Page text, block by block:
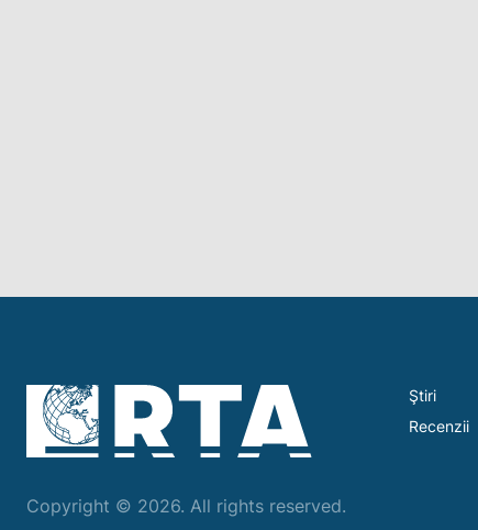
Copyright © 2026. All rights reserved.
Ştiri
Recenzii